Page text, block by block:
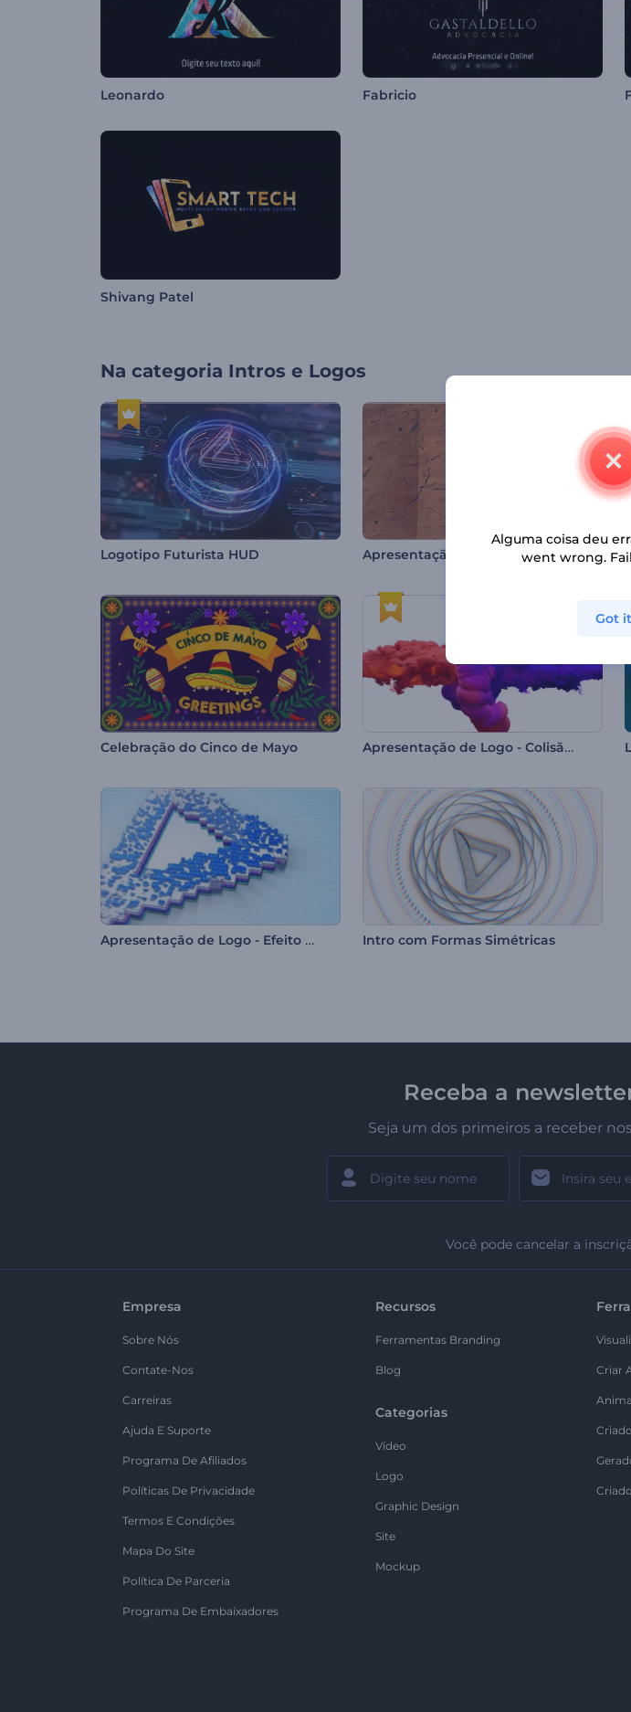
Leonardo Fabricio
Shivang Patel
Na categoria Intros e Logos
Logotipo Futurista HUD Apresentação de Logotipo - Disparo de Bala
Celebração do Cinco de Mayo Apresentação de Logo - Colisão de Cores
Apresentação de Logo - Efeito Glitch Pixelado Intro com Formas Simétricas
Receba a
Seja um dos primeiros a receber
Você pode cancelar a
Empresa
Sobre Nós
Contate-Nos
Carreiras
Ajuda E Suporte
Programa De Afiliados
Políticas De Privacidade
Termos E Condições
Mapa Do Site
Política De Parceria
Programa De Embaixadores
Recursos
Ferramentas Branding
Blog
Categorias
Vídeo
Logo
Graphic Design
Site
Mockup
Criar
Alguma coisa deu
went wrong.
Got it